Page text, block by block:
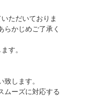
ただいておりま
らかじめご了承く
す。
します。
ムーズに対応する